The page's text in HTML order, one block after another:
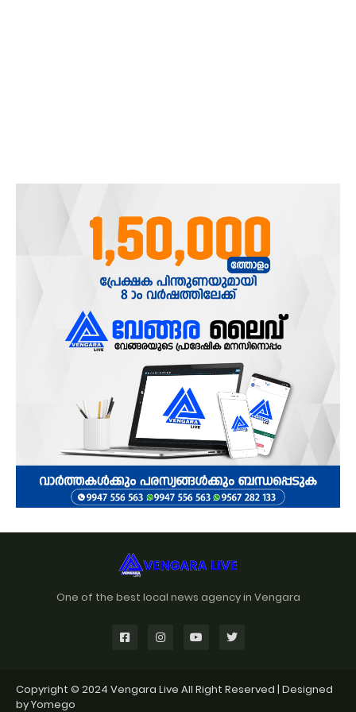
One of the best local news agency in Vengara
Copyright © 2024 Vengara Live All Right Reserved | Designed
byYomego